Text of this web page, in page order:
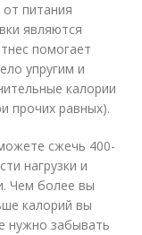
питания
являются
помогает
упругим и
калории
прочих равных).
сжечь 400-
нагрузки и
Чем более вы
калорий вы
нужно забывать